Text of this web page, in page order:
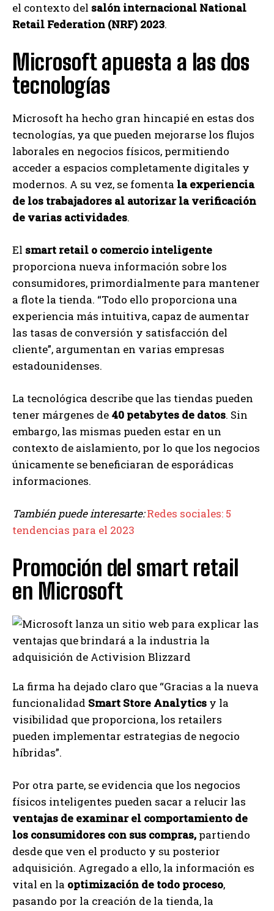
el contexto del salón internacional National
Retail Federation (NRF) 2023.
Microsoft apuesta a las dos
tecnologías
Microsoft ha hecho gran hincapié en estas dos
tecnologías, ya que pueden mejorarse los flujos
laborales en negocios físicos, permitiendo
acceder a espacios completamente digitales y
modernos. A su vez, se fomenta la experiencia
de los trabajadores al autorizar la verificación
de varias actividades.
El smart retail o comercio inteligente
proporciona nueva información sobre los
consumidores, primordialmente para mantener
a flote la tienda. “Todo ello proporciona una
experiencia más intuitiva, capaz de aumentar
las tasas de conversión y satisfacción del
cliente”, argumentan en varias empresas
estadounidenses.
La tecnológica describe que las tiendas pueden
tener márgenes de 40 petabytes de datos. Sin
embargo, las mismas pueden estar en un
contexto de aislamiento, por lo que los negocios
únicamente se beneficiaran de esporádicas
informaciones.
También puede interesarte: Redes sociales: 5
tendencias para el 2023
Promoción del smart retail
en Microsoft
La firma ha dejado claro que “Gracias a la nueva
funcionalidad Smart Store Analytics y la
visibilidad que proporciona, los retailers
pueden implementar estrategias de negocio
híbridas”.
Por otra parte, se evidencia que los negocios
físicos inteligentes pueden sacar a relucir las
ventajas de examinar el comportamiento de
los consumidores con sus compras, partiendo
desde que ven el producto y su posterior
adquisición. Agregado a ello, la información es
vital en la optimización de todo proceso,
pasando por la creación de la tienda, la